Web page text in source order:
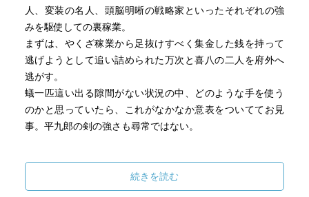
人、変装の名人、頭脳明晰の戦略家といったそれぞれの強
みを駆使しての裏稼業。
まずは、やくざ稼業から足抜けすべく集金した銭を持って
逃げようとして追い詰められた万次と喜八の二人を府外へ
逃がす。
蟻一匹這い出る隙間がない状況の中、どのような手を使う
のかと思っていたら、これがなかなか意表をついててお見
事。平九郎の剣の強さも尋常ではない。
は続く話で明らかにされていくのだろう。
終盤に登場した敵キャラ、牢問役人の初谷男吏と狂気の剣
続きを読む